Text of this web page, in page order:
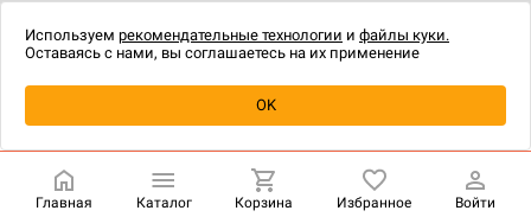
Уведомить о наличии
технологии.
Главная Каталог Корзина Избранное Войти
Используем рекомендательные технологии и файлы куки.
Оставаясь с нами, вы соглашаетесь на их применение
OK